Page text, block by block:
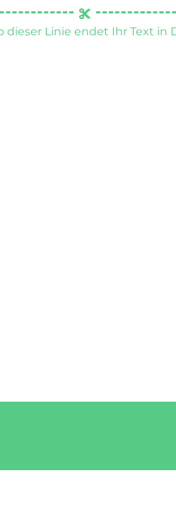
dieser Linie endet Ihr Text in